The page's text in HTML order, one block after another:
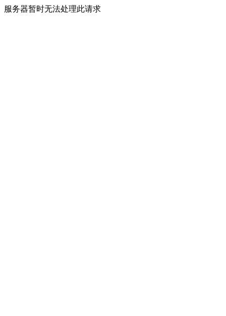
服务器暂时无法处理此请求